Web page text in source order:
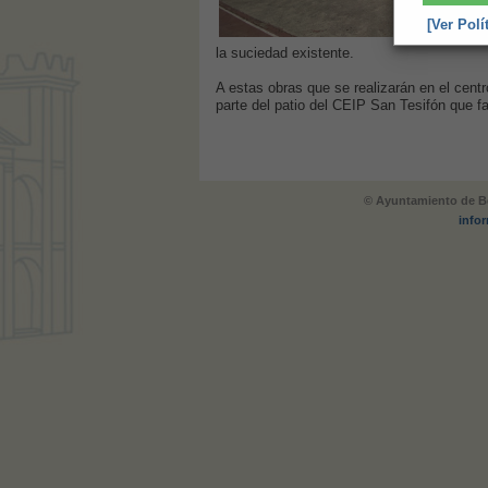
[Ver
la suciedad existente.
A estas obras que se realizarán en el
parte del patio del CEIP San Tesifón que
© Ayuntamiento de